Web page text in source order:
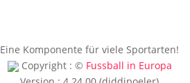
Eine Komponente für viele Sportarten!
Copyright : © Fussball in Europa